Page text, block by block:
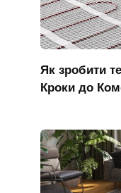
Як зробити
Кроки до